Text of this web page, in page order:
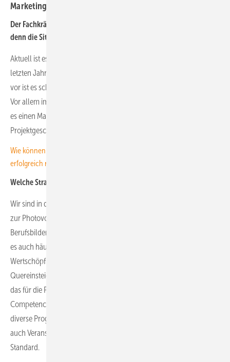
Marketing bei IBC Solar.
Der Fachkräftemangel ist immer wieder in aller Munde. Wie sieht
denn die Situation bei IBC Solar derzeit aus?
Aktuell ist es für uns im Unternehmen weniger drängend als den
letzten Jahren. Zurzeit können wir alles gut besetzen. Aber nach wie
vor ist es schwer, Leute mit entsprechendem Know-how zu kriegen.
Vor allem im Handwerk, also bei Elektrikern und Installateuren, gibt
es einen Mangel. Auch fachliche Experten im Photovoltaik-
Projektgeschäft sind sehr schwer zu bekommen.
Wie können Solarhandwerker ihre Unternehmensnachfolge
erfolgreich regeln?
Welche Strategien wenden Sie an, um Fachkräfte zu gewinnen?
Wir sind in der Branche gut vernetzt. Die Ausbildungen spezifisch
zur Photovoltaik gibt es noch nicht so lange wie manch andere
Berufsbilder, beispielsweise in der Automotive-Branche. So kommt
es auch häufiger zu Wechseln zwischen den Firmen über alle
Wertschöpfungsstufen hinweg. Zudem sind natürlich auch
Quereinsteiger aus anderen Industrien gern gesehen. Wir schulen
das für die Photovoltaik spezifisches Know-how intern über unser
Competence Center oder extern über Weiterbildungen. Auch
diverse Programme wie ‚Mitarbeiter werben neue Mitarbeiter‘ oder
auch Veranstaltungen an Hochschulen gehören bei IBC Solar zum
Standard.